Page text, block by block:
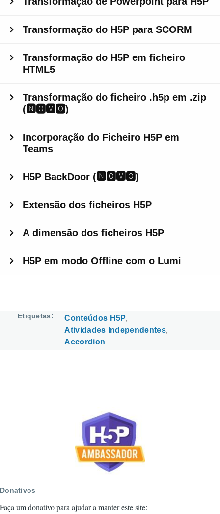
Etiquetas
Conteúdos H5P
Atividades Independentes
Accordion
Donativos
Faça um donativo para ajudar a manter este site: